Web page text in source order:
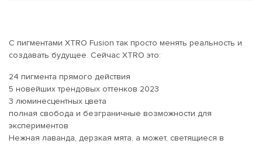
С пигментами XTRO Fusion так просто менять реальность и
создавать будущее. Сейчас XTRO это:
24 пигмента прямого действия
5 новейших трендовых оттенков 2023
3 люминесцентных цвета
полная свобода и безграничные возможности для
экспериментов
Нежная лаванда, дерзкая мята, а может, светящиеся в